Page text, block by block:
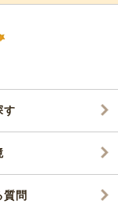
す
質問